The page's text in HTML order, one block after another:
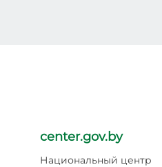
center.gov.by
Национальный центр